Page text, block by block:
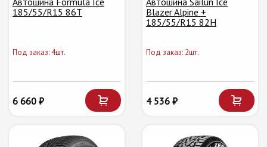
185/55/R15 86T
Под заказ: 4шт.
6 660 ₽
Blazer Alpine +
185/55/R15 82H
Под заказ: 2шт.
4 536 ₽